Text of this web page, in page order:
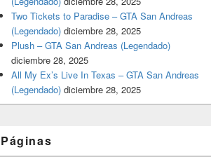
Two Tickets to Paradise – GTA San Andreas
(Legendado) diciembre 28, 2025
Plush – GTA San Andreas (Legendado)
diciembre 28, 2025
All My Ex’s Live In Texas – GTA San Andreas
(Legendado) diciembre 28, 2025
Páginas